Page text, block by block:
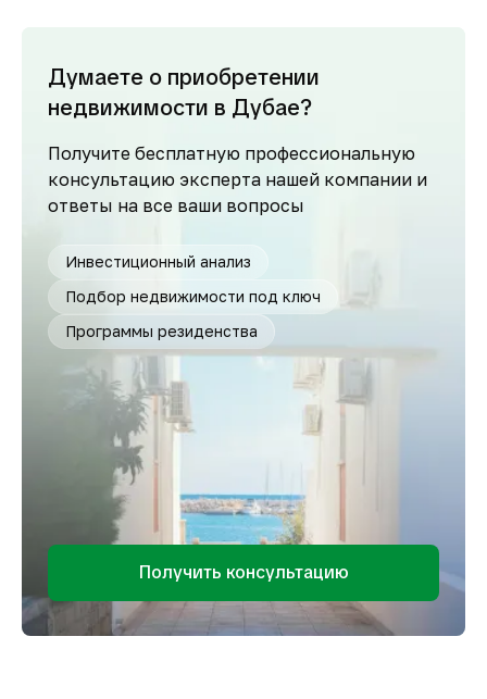
Думаете о приобретении
недвижимости в Дубае?
Получите бесплатную профессиональную
консультацию эксперта нашей компании и
ответы на все ваши вопросы
Инвестиционный анализ
Подбор недвижимости под ключ
Программы резиденства
Получить консультацию